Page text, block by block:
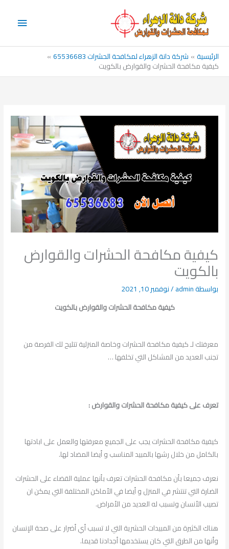
المحتوى
الرئيسية شركة دانة الزهراء لمكافحة الحشرات 65536683
كيفية مكافحة الحشرات والقوارض بالكويت
كيفية مكافحة الحشرات والقوارض
بالكويت
بواسطةadmin
/نوفمبر 10, 2021
كيفية مكافحة الحشرات والقوارض بالكويت
معرفتك لـ كيفية مكافحة الحشرات وخاصة المنزلية تتليح لك الفرصة من
تجنب العديد من المشاكل التي تخلفها …
تعرف على كيفية مكافحة الحشرات والقوارض :
كيفية مكافحة الحشرات يجب على الجميع معرفتها والعمل على ابادتها
بالكامل من خلال رشها بالمبيد المناسب و أيضا المضاد لها.
نعرف جميعا بأن مكافحة الحشرات تعرف بأنها عملية القضاء على الحشرات
الضارة التي تنتشر في المنزل و أيضا في الأماكن المختلفة التي يمكن ان
تصيب الأنسان وتسبب له العديد من الأمراض.
هناك الكثيرة من المبيدات الحشرية التي لا تسبب أي أضرار على صحة الإنسان
وأنها من الطرق التي كان يستخدمها أجدادنا قديما.